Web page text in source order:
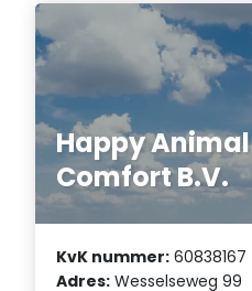
Happy Animal
Comfort B.V.
KvK nummer: 60838167
Adres: Wesselseweg 99